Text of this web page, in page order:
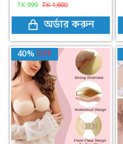
TK999 TK1,800
অর্ডার করুন
40% OFF